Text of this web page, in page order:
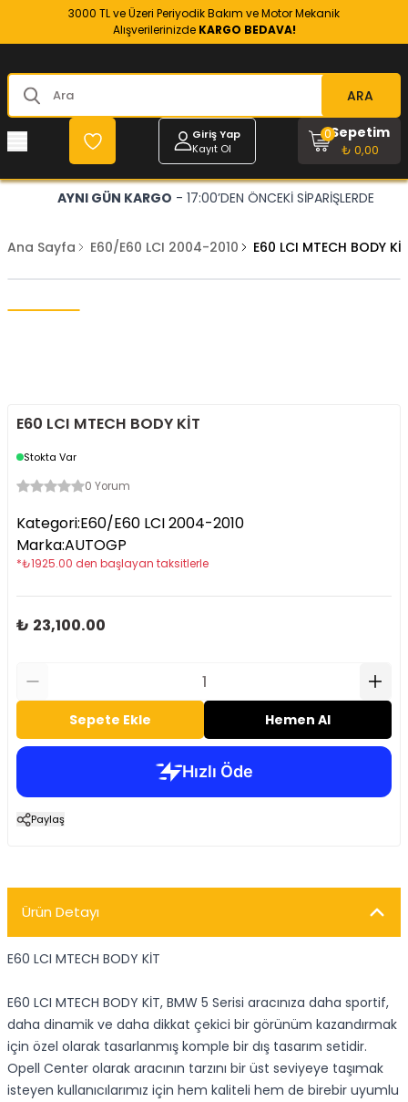
3000 TL ve Üzeri Periyodik Bakım ve Motor Mekanik
Alışverilerinizde KARGO BEDAVA!
ARA
Giriş Yap
Kayıt Ol
Sepetim
₺ 0,00
0
AYNI GÜN KARGO - 17:00’DEN ÖNCEKİ SİPARİŞLERDE
Ana Sayfa E60/E60 LCI 2004-2010 E60 LCI MTECH BODY
E60 LCI MTECH BODY KİT
Stokta Var
0 Yorum
Kategori:E60/E60 LCI 2004-2010
Marka:AUTOGP
*₺1925.00 den başlayan taksitlerle
₺ 23,100.00
Sepete Ekle Hemen Al
Paylaş
Ürün Detayı
E60 LCI MTECH BODY KİT
E60 LCI MTECH BODY KİT, BMW 5 Serisi aracınıza daha sportif,
daha dinamik ve daha dikkat çekici bir görünüm kazandırmak
için özel olarak tasarlanmış komple bir dış tasarım setidir.
Opell Center olarak aracının tarzını bir üst seviyeye taşımak
isteyen kullanıcılarımız için hem kaliteli hem de birebir uyumlu